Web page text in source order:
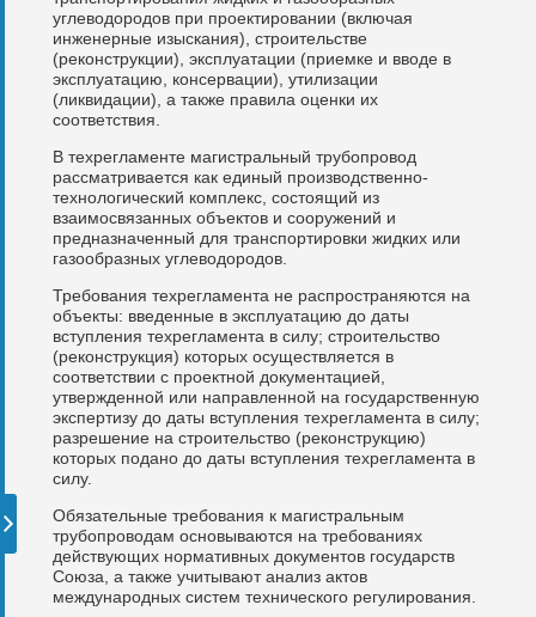
углеводородов при проектировании (включая
инженерные изыскания), строительстве
(реконструкции), эксплуатации (приемке и вводе в
эксплуатацию, консервации), утилизации
(ликвидации), а также правила оценки их
соответствия.
В техрегламенте магистральный трубопровод
рассматривается как единый производственно-
технологический комплекс, состоящий из
взаимосвязанных объектов и сооружений и
предназначенный для транспортировки жидких или
газообразных углеводородов.
Требования техрегламента не распространяются на
объекты: введенные в эксплуатацию до даты
вступления техрегламента в силу; строительство
(реконструкция) которых осуществляется в
соответствии с проектной документацией,
утвержденной или направленной на государственную
экспертизу до даты вступления техрегламента в силу;
разрешение на строительство (реконструкцию)
которых подано до даты вступления техрегламента в
силу.
Обязательные требования к магистральным
трубопроводам основываются на требованиях
действующих нормативных документов государств
Союза, а также учитывают анализ актов
международных систем технического регулирования.